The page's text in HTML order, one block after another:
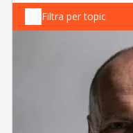
Filtra per topic